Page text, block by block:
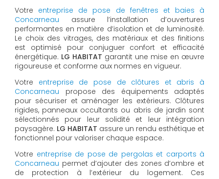
Votre entreprise de pose de fenêtres et baies à
Concarneau assure l’installation d’ouvertures
performantes en matière d’isolation et de luminosité.
Le choix des vitrages, des matériaux et des finitions
est optimisé pour conjuguer confort et efficacité
énergétique. LG HABITAT garantit une mise en œuvre
rigoureuse et conforme aux normes en vigueur.
Votre entreprise de pose de clôtures et abris à
Concarneau propose des équipements adaptés
pour sécuriser et aménager les extérieurs. Clôtures
rigides, panneaux occultants ou abris de jardin sont
sélectionnés pour leur solidité et leur intégration
paysagère. LG HABITAT assure un rendu esthétique et
fonctionnel pour valoriser chaque espace.
Votre entreprise de pose de pergolas et carports à
Concarneau permet d’ajouter des zones d’ombre et
de protection à l’extérieur du logement. Ces